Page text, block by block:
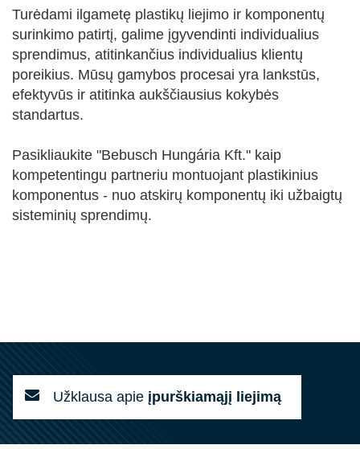
Turėdami ilgametę plastikų liejimo ir komponentų
surinkimo patirtį, galime įgyvendinti individualius
sprendimus, atitinkančius individualius klientų
poreikius. Mūsų gamybos procesai yra lankstūs,
efektyvūs ir atitinka aukščiausius kokybės
standartus.
Pasikliaukite "Bebusch Hungária Kft." kaip
kompetentingu partneriu montuojant plastikinius
komponentus - nuo atskirų komponentų iki užbaigtų
sisteminių sprendimų.
Užklausa apie įpurškiamąjį liejimą